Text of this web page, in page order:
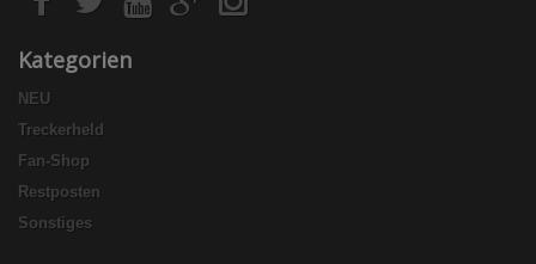
Kategorien
NEU
Treckerheld
Fan-Shop
Restposten
Sonstiges